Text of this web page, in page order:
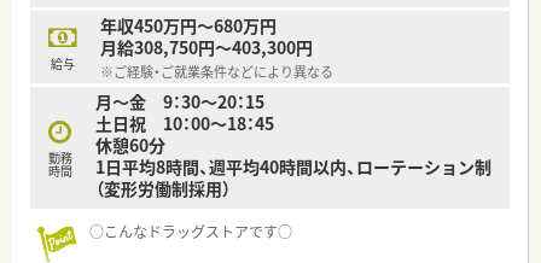
給与
年収450万円～680万円
月給308,750円～403,300円
※ご経験・ご就業条件などにより異なる
勤務
時間
月～金 9：30～20：15
土日祝 10：00～18：45
休憩60分
1日平均8時間、週平均40時間以内、ローテーション制
（変形労働制採用）
○こんなドラッグストアです○